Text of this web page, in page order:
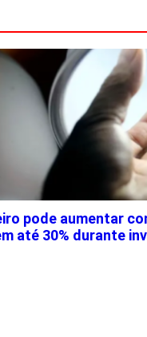
pode aumentar
até 30% durante